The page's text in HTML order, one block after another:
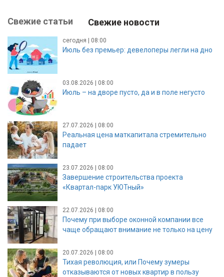
Свежие статьи Свежие новости
сегодня | 08:00
Июль без премьер: девелоперы легли на дно
03.08.2026 | 08:00
Июль – на дворе пусто, да и в поле негусто
27.07.2026 | 08:00
Реальная цена маткапитала стремительно
падает
23.07.2026 | 08:00
Завершение строительства проекта
«Квартал-парк УЮТный»
22.07.2026 | 08:00
Почему при выборе оконной компании все
чаще обращают внимание не только на цену
20.07.2026 | 08:00
Тихая революция, или Почему зумеры
отказываются от новых квартир в пользу